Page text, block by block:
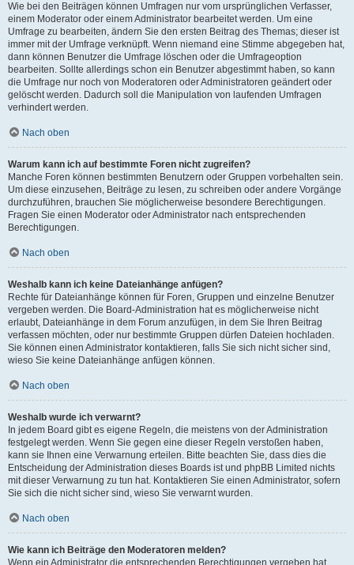
Wie bei den Beiträgen können Umfragen nur vom ursprünglichen Verfasser,
einem Moderator oder einem Administrator bearbeitet werden. Um eine
Umfrage zu bearbeiten, ändern Sie den ersten Beitrag des Themas; dieser ist
immer mit der Umfrage verknüpft. Wenn niemand eine Stimme abgegeben hat,
dann können Benutzer die Umfrage löschen oder die Umfrageoption
bearbeiten. Sollte allerdings schon ein Benutzer abgestimmt haben, so kann
die Umfrage nur noch von Moderatoren oder Administratoren geändert oder
gelöscht werden. Dadurch soll die Manipulation von laufenden Umfragen
verhindert werden.
Nach oben
Warum kann ich auf bestimmte Foren nicht zugreifen?
Manche Foren können bestimmten Benutzern oder Gruppen vorbehalten sein.
Um diese einzusehen, Beiträge zu lesen, zu schreiben oder andere Vorgänge
durchzuführen, brauchen Sie möglicherweise besondere Berechtigungen.
Fragen Sie einen Moderator oder Administrator nach entsprechenden
Berechtigungen.
Nach oben
Weshalb kann ich keine Dateianhänge anfügen?
Rechte für Dateianhänge können für Foren, Gruppen und einzelne Benutzer
vergeben werden. Die Board-Administration hat es möglicherweise nicht
erlaubt, Dateianhänge in dem Forum anzufügen, in dem Sie Ihren Beitrag
verfassen möchten, oder nur bestimmte Gruppen dürfen Dateien hochladen.
Sie können einen Administrator kontaktieren, falls Sie sich nicht sicher sind,
wieso Sie keine Dateianhänge anfügen können.
Nach oben
Weshalb wurde ich verwarnt?
In jedem Board gibt es eigene Regeln, die meistens von der Administration
festgelegt werden. Wenn Sie gegen eine dieser Regeln verstoßen haben,
kann sie Ihnen eine Verwarnung erteilen. Bitte beachten Sie, dass dies die
Entscheidung der Administration dieses Boards ist und phpBB Limited nichts
mit dieser Verwarnung zu tun hat. Kontaktieren Sie einen Administrator, sofern
Sie sich die nicht sicher sind, wieso Sie verwarnt wurden.
Nach oben
Wie kann ich Beiträge den Moderatoren melden?
Wenn ein Administrator die entsprechenden Berechtigungen vergeben hat,